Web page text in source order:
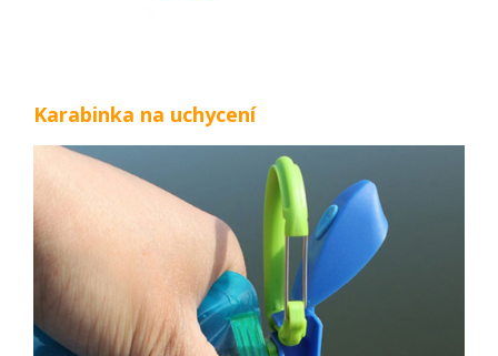
Karabinka na uchycení